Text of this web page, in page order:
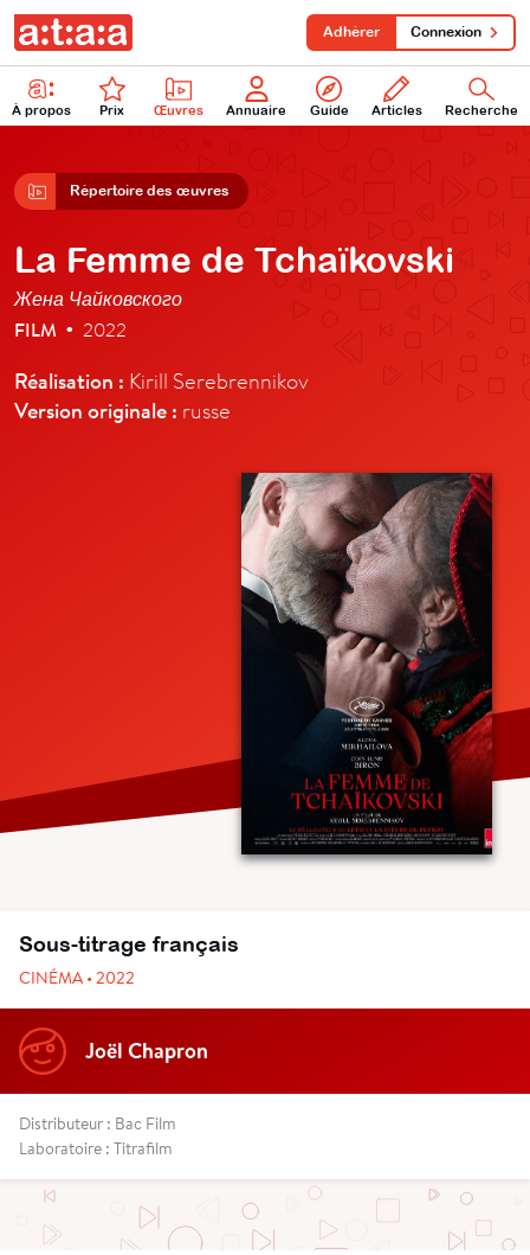
À propos Prix Œuvres Annuaire Guide Articles Recherche
Adhérer Connexion
Répertoire des œuvres
La Femme de Tchaïkovski
Жена Чайковского
FILM • 2022
Réalisation : Kirill Serebrennikov
Version originale : russe
Sous-titrage français
CINÉMA • 2022
Joël Chapron
Distributeur : Bac Film
Laboratoire : Titrafilm